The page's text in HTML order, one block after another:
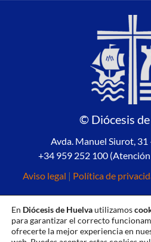
© Diócesis
Avda. Manuel Siurot,
+34 959 252 100
Aviso legal | Política de
En Diócesis de Huelvautilizamos
para garantizar el correcto
ofrecerte la mejor experiencia en